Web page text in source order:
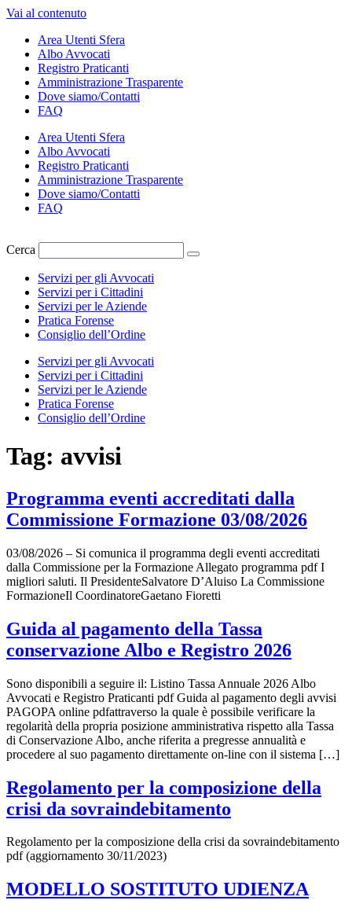
Vai al contenuto
Area Utenti Sfera
Albo Avvocati
Registro Praticanti
Amministrazione Trasparente
Dove siamo/Contatti
FAQ
Area Utenti Sfera
Albo Avvocati
Registro Praticanti
Amministrazione Trasparente
Dove siamo/Contatti
FAQ
Cerca
Servizi per gli Avvocati
Servizi per i Cittadini
Servizi per le Aziende
Pratica Forense
Consiglio dell’Ordine
Servizi per gli Avvocati
Servizi per i Cittadini
Servizi per le Aziende
Pratica Forense
Consiglio dell’Ordine
Tag: avvisi
Programma eventi accreditati dalla
Commissione Formazione 03/08/2026
03/08/2026 – Si comunica il programma degli eventi accreditati
dalla Commissione per la Formazione Allegato programma pdf I
migliori saluti. Il PresidenteSalvatore D’Aluiso La Commissione
FormazioneIl CoordinatoreGaetano Fioretti
Guida al pagamento della Tassa
conservazione Albo e Registro 2026
Sono disponibili a seguire il: Listino Tassa Annuale 2026 Albo
Avvocati e Registro Praticanti pdf Guida al pagamento degli avvisi
PAGOPA online pdfattraverso la quale è possibile verificare la
regolarità della propria posizione amministrativa rispetto alla Tassa
di Conservazione Albo, anche riferita a pregresse annualità e
procedere al suo pagamento direttamente on-line con il sistema […]
Regolamento per la composizione della
crisi da sovraindebitamento
Regolamento per la composizione della crisi da sovraindebitamento
pdf (aggiornamento 30/11/2023)
MODELLO SOSTITUTO UDIENZA